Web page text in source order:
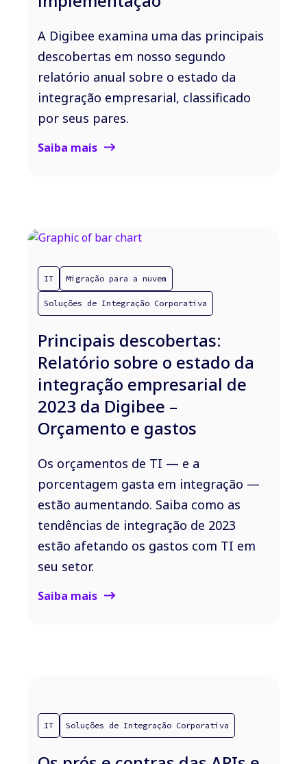
A Digibee examina uma das principais
descobertas em nosso segundo
relatório anual sobre o estado da
integração empresarial, classificado
por seus pares.
Saiba mais
IT Migração para a nuvem
Soluções de Integração Corporativa
Principais descobertas:
Relatório sobre o estado da
integração empresarial de
2023 da Digibee –
Orçamento e gastos
Os orçamentos de TI — e a
porcentagem gasta em integração —
estão aumentando. Saiba como as
tendências de integração de 2023
estão afetando os gastos com TI em
seu setor.
Saiba mais
IT Soluções de Integração Corporativa